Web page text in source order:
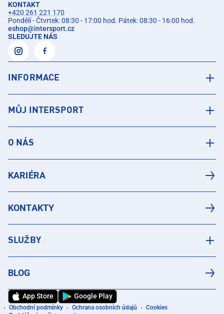
KONTAKT
+420 261 221 170
Pondělí - Čtvrtek: 08:30 - 17:00 hod. Pátek: 08:30 - 16:00 hod.
eshop@intersport.cz
SLEDUJTE NÁS
INFORMACE
MŮJ INTERSPORT
O NÁS
KARIÉRA
KONTAKTY
SLUŽBY
BLOG
App Store Google Play
Obchodní podmínky Ochrana osobních údajů
Cookies